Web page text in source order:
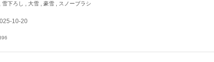
雪下ろし , 大雪 , 豪雪 , スノーブラシ
10-20